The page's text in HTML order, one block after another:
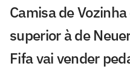
Camisa de
superior à de
Fifa vai vender